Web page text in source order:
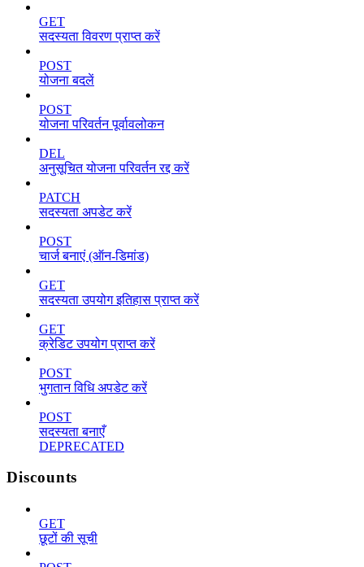
GET
सदस्यता विवरण प्राप्त करें
POST
योजना बदलें
POST
योजना परिवर्तन पूर्वावलोकन
DEL
अनुसूचित योजना परिवर्तन रद्द करें
PATCH
सदस्यता अपडेट करें
POST
चार्ज बनाएं (ऑन-डिमांड)
GET
सदस्यता उपयोग इतिहास प्राप्त करें
GET
क्रेडिट उपयोग प्राप्त करें
POST
भुगतान विधि अपडेट करें
POST
सदस्यता बनाएँ
DEPRECATED
Discounts
GET
छूटों की सूची